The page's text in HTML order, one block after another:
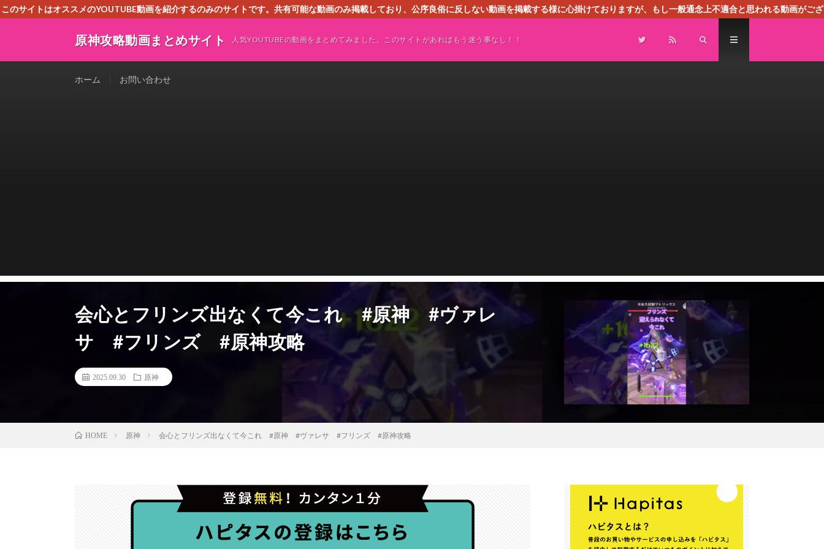
このサイトはオススメのYOUTUBE動画を紹介するのみのサイトです。共有可能な動画のみ掲載しており、公序良俗に反しない動画を掲載する様に心掛けておりますが、もし一般通念上不適合と思われる動画がござ
原神攻略動画まとめサイト 人気YOUTUBEの動画をまとめてみました。このサイトがあればもう迷う事なし！！
ホーム お問い合わせ
会心とフリンズ出なくて今これ #原神 #ヴァレ
サ #フリンズ #原神攻略
2025.09.30 原神
HOME 原神 会心とフリンズ出なくて今これ #原神 #ヴァレサ #フリンズ #原神攻略